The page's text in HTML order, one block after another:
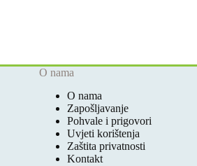
O nama
O nama
Zapošljavanje
Pohvale i prigovori
Uvjeti korištenja
Zaštita privatnosti
Kontakt